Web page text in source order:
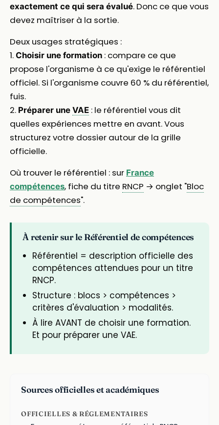
exactement ce qui sera évalué. Donc ce que vous
devez maîtriser à la sortie.
Deux usages stratégiques :
1. Choisir une formation : compare ce que
propose l'organisme à ce qu'exige le référentiel
officiel. Si l'organisme couvre 60 % du référentiel,
fuis.
2. Préparer une VAE : le référentiel vous dit
quelles expériences mettre en avant. Vous
structurez votre dossier autour de la grille
officielle.
Où trouver le référentiel : sur France
compétences, fiche du titre RNCP → onglet "Bloc
de compétences".
À retenir sur le Référentiel de compétences
Référentiel = description officielle des
compétences attendues pour un titre
RNCP.
Structure : blocs > compétences >
critères d'évaluation > modalités.
À lire AVANT de choisir une formation.
Et pour préparer une VAE.
Sources officielles et académiques
OFFICIELLES & RÉGLEMENTAIRES